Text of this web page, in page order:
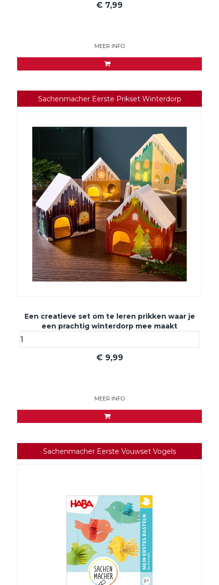
€ 7,99
MEER INFO
Sachenmacher Eerste Prikset Winterdorp
Een creatieve set om te leren prikken waar je
een prachtig winterdorp mee maakt
€ 9,99
MEER INFO
Sachenmacher Eerste Vouwset Vogels